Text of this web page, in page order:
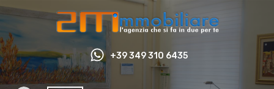
+39 349 310 6435